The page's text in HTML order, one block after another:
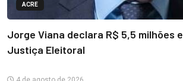
ACRE
Jorge Viana declara R$ 5,5 milhões
Justiça Eleitoral